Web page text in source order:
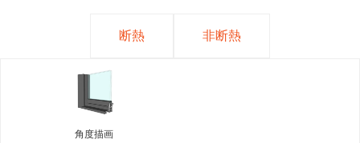
断熱 非断熱
角度描画